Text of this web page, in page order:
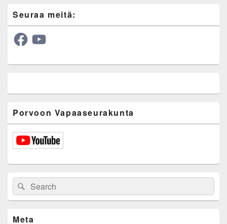
Seuraa meitä:
FacebookYouTube
Porvoon Vapaaseurakunta
Search
for:
Search
Meta